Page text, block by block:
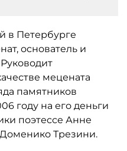
в Петербурге
основатель и
мецената
памятников
году на его деньги
поэтессе Анне
Трезини.